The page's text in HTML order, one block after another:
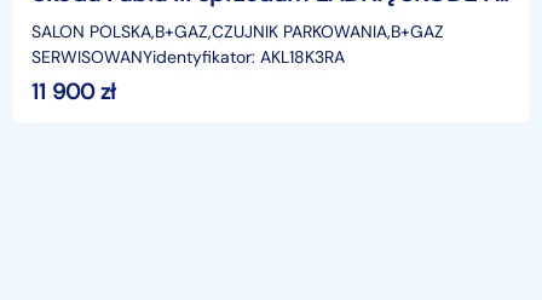
SALON POLSKA,B+GAZ,CZUJNIK PARKOWANIA,B+GAZ
SERWISOWANYidentyfikator: AKL18K3RA
11 900zł